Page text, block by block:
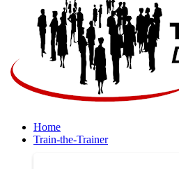
Home
Train-the-Trainer